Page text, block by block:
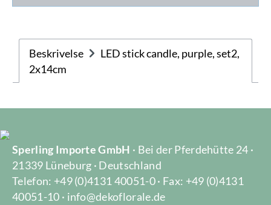
Beskrivelse
LED stick candle, purple, set2,
2x14cm
Sperling Importe GmbH · Bei der Pferdehütte 24 ·
21339 Lüneburg · Deutschland
Telefon: +49 (0)4131 40051-0 · Fax: +49 (0)4131
40051-10 · info@dekoflorale.de